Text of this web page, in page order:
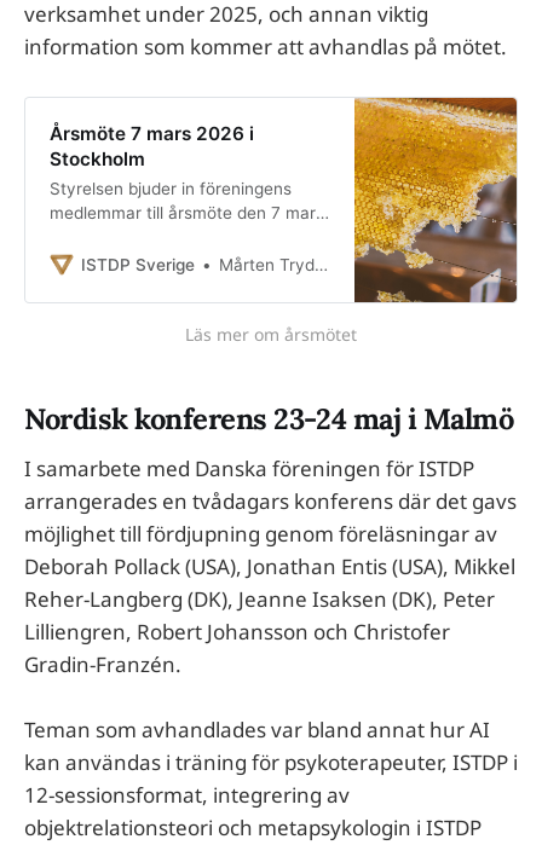
verksamhet under 2025, och annan viktig
information som kommer att avhandlas på mötet.
Årsmöte 7 mars 2026 i
Stockholm
Styrelsen bjuder in föreningens
medlemmar till årsmöte den 7 mars
Utöver årsmötet då viktiga beslut
verksamhet bjuds det på två
spännande föreläsningar och
samvaro och inspiration! Plats:
Ersta konferens, Stockholm.
ISTDP Sverige Mårten Tryding
Läs mer om årsmötet
Nordisk konferens 23-24 maj i Malmö
I samarbete med Danska föreningen för ISTDP
arrangerades en tvådagars konferens där det gavs
möjlighet till fördjupning genom föreläsningar av
Deborah Pollack (USA), Jonathan Entis (USA), Mikkel
Reher-Langberg (DK), Jeanne Isaksen (DK), Peter
Lilliengren, Robert Johansson och Christofer
Gradin-Franzén.
Teman som avhandlades var bland annat hur AI
kan användas i träning för psykoterapeuter, ISTDP i
12-sessionsformat, integrering av
objektrelationsteori och metapsykologin i ISTDP